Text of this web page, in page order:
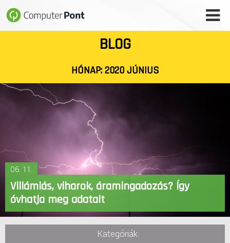
SZAKÜZLET
SZERVIZ
SZOFTVER- ÉS HONLAPFEJLESZTÉS
IT BIZTONSÁG
VÁLLALATI MEGOLDÁSOK
FŐOLDAL
HÍREK
BLOG
HÓNAP:2020 JÚNIUS
06. 11.
Villámlás, viharok, áramingadozás? Így
óvhatja meg adatait
Kategóriák: